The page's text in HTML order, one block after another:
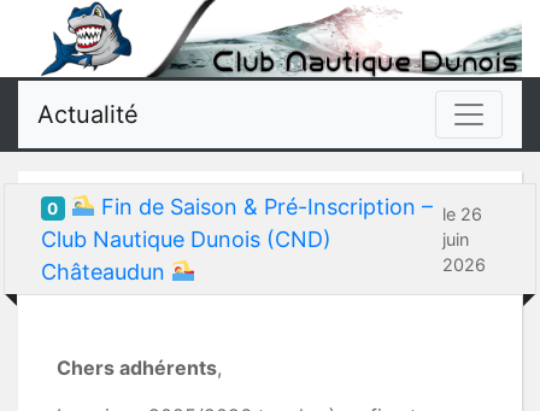
Actualité
0
Fin de Saison & Pré-Inscription –
Club Nautique Dunois (CND)
Châteaudun
le 26
juin
2026
Chers adhérents,